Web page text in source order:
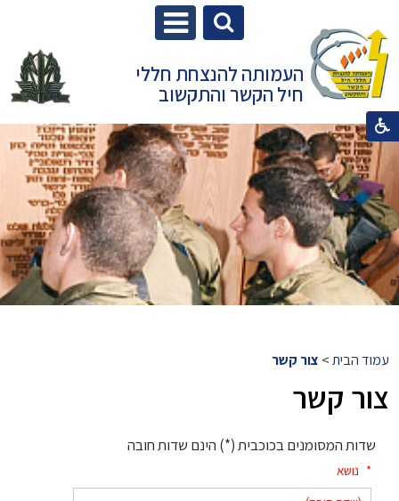
העמותה להנצחת חללי
חיל הקשר והתקשוב
עמוד הבית> צור קשר
צור קשר
שדות המסומנים בכוכבית (*) הינם שדות חובה
* נושא